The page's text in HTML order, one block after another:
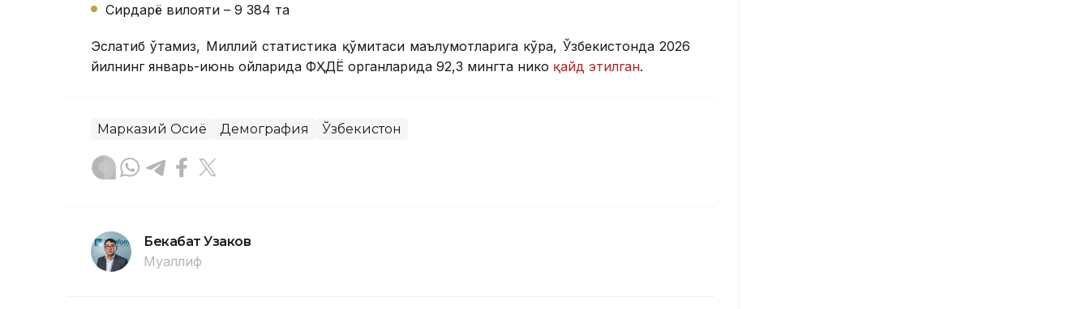
Сирдарё вилояти – 9 384 та
Эслатиб ўтамиз, Миллий статистика қўмитаси маълумотларига кўра, Ўзбекистонда 2026
йилнинг январь-июнь ойларида ФҲДЁ органларида 92,3 мингта никоҳ қайд этилган.
Марказий Осиё Демография Ўзбекистон
Бекабат Узаков
Муаллиф